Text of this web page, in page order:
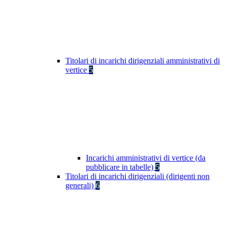
Titolari di incarichi dirigenziali amministrativi di
vertice 5
Incarichi amministrativi di vertice (da
pubblicare in tabelle) 5
Titolari di incarichi dirigenziali (dirigenti non
generali) 6